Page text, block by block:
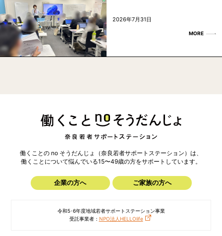
2026年7月31日
MORE
働くことの no そうだんじょ（奈良若者サポートステーション）は、
働くことについて悩んでいる15〜49歳の方をサポートしています。
企業の方へ ご家族の方へ
令和5･6年度地域若者サポートステーション事業
受託事業者： NPO法人HELLOlife